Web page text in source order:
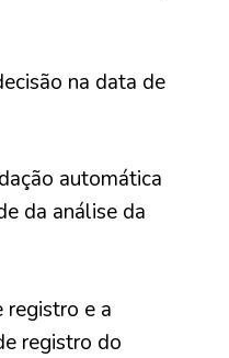
na data de
automática
da análise da
e a
registro do